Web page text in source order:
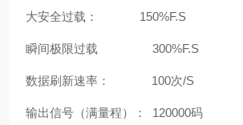
大安全过载： 150%F.S
瞬间极限过载 300%F.S
数据刷新速率： 100次/S
输出信号（满量程）： 120000码